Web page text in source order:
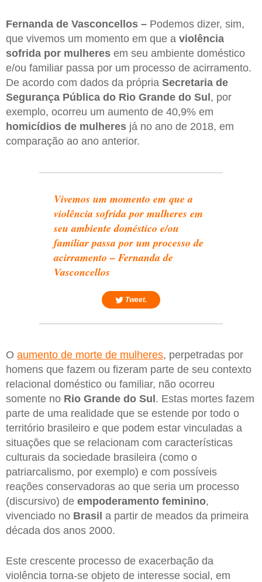
Fernanda de Vasconcellos – Podemos dizer, sim,
que vivemos um momento em que a violência
sofrida por mulheres em seu ambiente doméstico
e/ou familiar passa por um processo de acirramento.
De acordo com dados da própria Secretaria de
Segurança Pública do Rio Grande do Sul, por
exemplo, ocorreu um aumento de 40,9% em
homicídios de mulheres já no ano de 2018, em
comparação ao ano anterior.
Vivemos um momento em que a
violência sofrida por mulheres em
seu ambiente doméstico e/ou
familiar passa por um processo de
acirramento – Fernanda de
Vasconcellos
Tweet.
O aumento de morte de mulheres, perpetradas por
homens que fazem ou fizeram parte de seu contexto
relacional doméstico ou familiar, não ocorreu
somente no Rio Grande do Sul . Estas mortes fazem
parte de uma realidade que se estende por todo o
território brasileiro e que podem estar vinculadas a
situações que se relacionam com características
culturais da sociedade brasileira (como o
patriarcalismo, por exemplo) e com possíveis
reações conservadoras ao que seria um processo
(discursivo) de empoderamento feminino,
vivenciado no Brasil a partir de meados da primeira
década dos anos 2000.
Este crescente processo de exacerbação da
violência torna-se objeto de interesse social, em